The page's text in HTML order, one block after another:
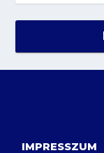
IMPRESSZUM